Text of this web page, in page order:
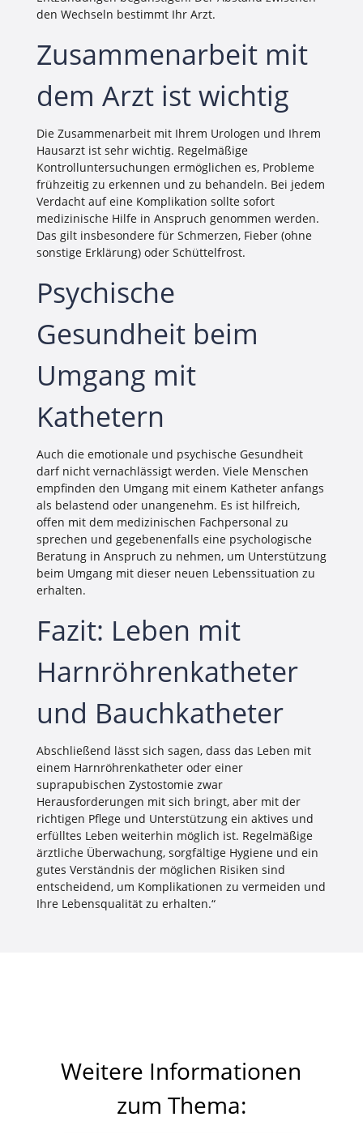
den Wechseln bestimmt Ihr Arzt.
Zusammenarbeit mit
dem Arzt ist wichtig
Die Zusammenarbeit mit Ihrem Urologen und Ihrem
Hausarzt ist sehr wichtig. Regelmäßige
Kontrolluntersuchungen ermöglichen es, Probleme
frühzeitig zu erkennen und zu behandeln. Bei jedem
Verdacht auf eine Komplikation sollte sofort
medizinische Hilfe in Anspruch genommen werden.
Das gilt insbesondere für Schmerzen, Fieber (ohne
sonstige Erklärung) oder Schüttelfrost.
Psychische
Gesundheit beim
Umgang mit
Kathetern
Auch die emotionale und psychische Gesundheit
darf nicht vernachlässigt werden. Viele Menschen
empfinden den Umgang mit einem Katheter anfangs
als belastend oder unangenehm. Es ist hilfreich,
offen mit dem medizinischen Fachpersonal zu
sprechen und gegebenenfalls eine psychologische
Beratung in Anspruch zu nehmen, um Unterstützung
beim Umgang mit dieser neuen Lebenssituation zu
erhalten.
Fazit: Leben mit
Harnröhrenkatheter
und Bauchkatheter
Abschließend lässt sich sagen, dass das Leben mit
einem Harnröhrenkatheter oder einer
suprapubischen Zystostomie zwar
Herausforderungen mit sich bringt, aber mit der
richtigen Pflege und Unterstützung ein aktives und
erfülltes Leben weiterhin möglich ist. Regelmäßige
ärztliche Überwachung, sorgfältige Hygiene und ein
gutes Verständnis der möglichen Risiken sind
entscheidend, um Komplikationen zu vermeiden und
Ihre Lebensqualität zu erhalten.“
Weitere Informationen
zum Thema: